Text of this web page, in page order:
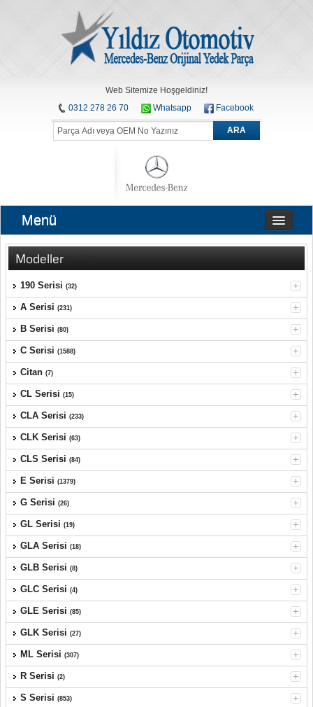
Web Sitemize Hoşgeldiniz!
0312 278 26 70
Whatsapp Facebook
ARA
Menü
Modeller
190 Serisi (32)
A Serisi (231)
B Serisi (80)
C Serisi (1588)
Citan (7)
CL Serisi (15)
CLA Serisi (233)
CLK Serisi (63)
CLS Serisi (84)
E Serisi (1379)
G Serisi (26)
GL Serisi (19)
GLA Serisi (18)
GLB Serisi (8)
GLC Serisi (4)
GLE Serisi (85)
GLK Serisi (27)
ML Serisi (307)
R Serisi (2)
S Serisi (853)